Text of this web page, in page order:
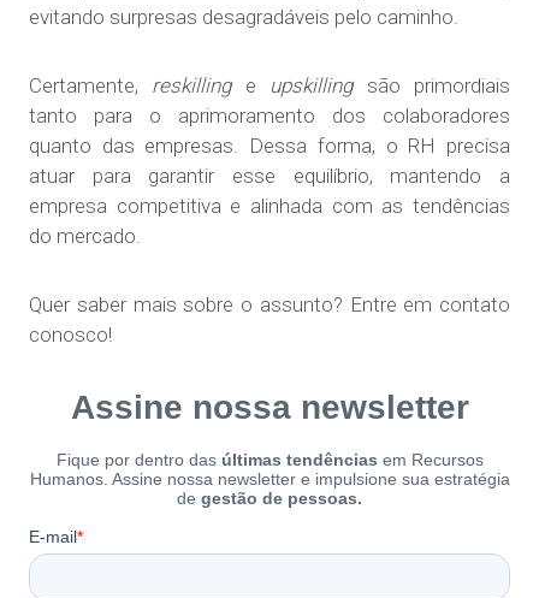
evitando surpresas desagradáveis pelo caminho.
Certamente, reskillinge upskilling são primordiais
tanto para o aprimoramento dos colaboradores
quanto das empresas. Dessa forma, o RH precisa
atuar para garantir esse equilíbrio, mantendo a
empresa competitiva e alinhada com as tendências
do mercado.
Quer saber mais sobre o assunto? Entre em contato
conosco!